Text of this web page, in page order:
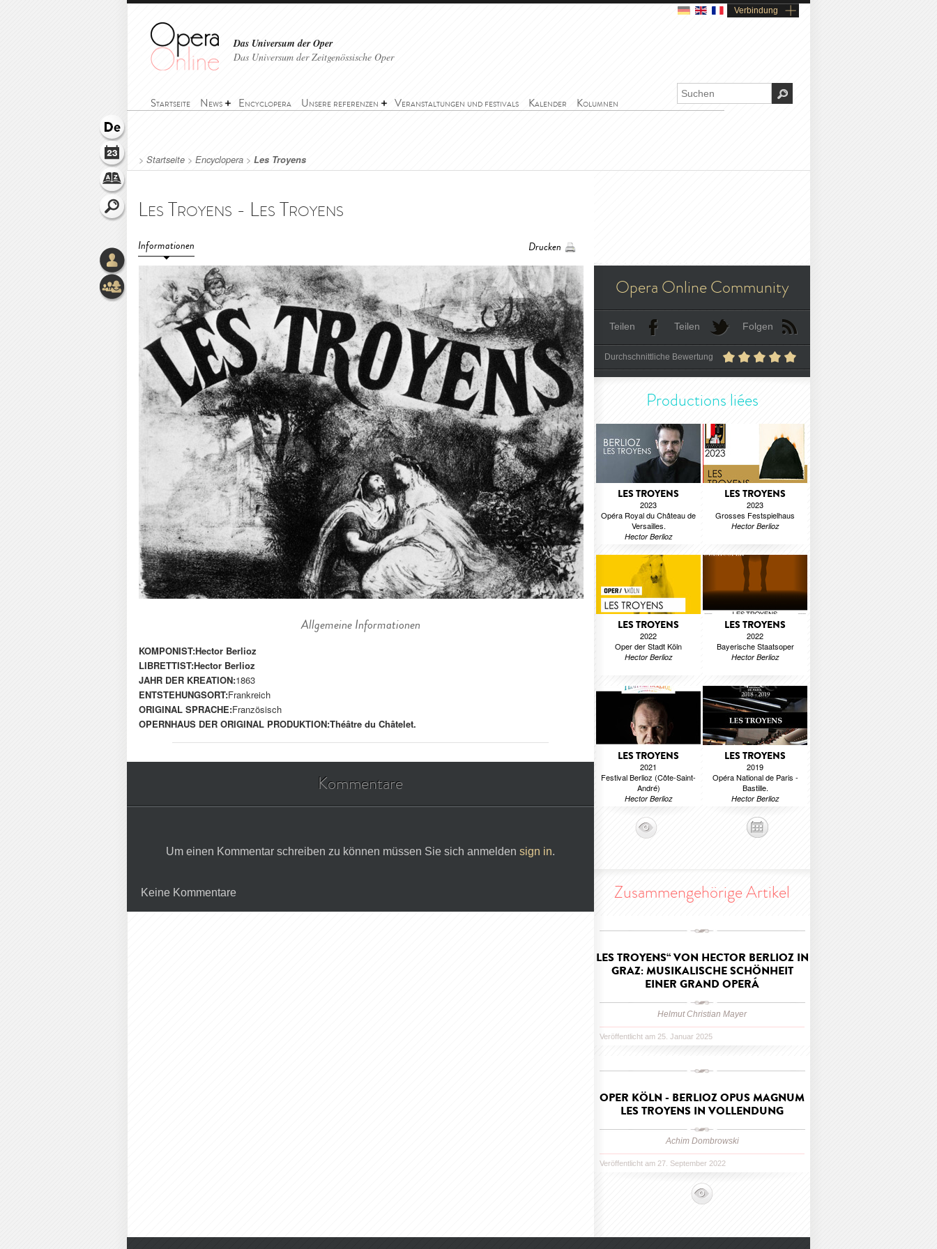
Verbindung
Das Universum der Oper
Das Universum der Zeitgenössische Oper
Startseite News Encyclopera Unsere referenzen Veranstaltungen und festivals Kalender Kolumnen
> Startseite > Encyclopera > Les Troyens
Les Troyens - Les Troyens
Informationen Drucken
Allgemeine Informationen
KOMPONIST:Hector Berlioz
LIBRETTIST:Hector Berlioz
JAHR DER KREATION:1863
ENTSTEHUNGSORT:Frankreich
ORIGINAL SPRACHE:Französisch
OPERNHAUS DER ORIGINAL PRODUKTION:Théâtre du Châtelet.
Kommentare
Um einen Kommentar schreiben zu können müssen Sie sich anmelden sign in.
Keine Kommentare
Opera Online Community
Teilen Teilen Folgen
Durchschnittliche Bewertung
Productions liées
LES TROYENS
2023
Opéra Royal du Château de
Versailles.
Hector Berlioz
LES TROYENS
2023
Grosses Festspielhaus
Hector Berlioz
LES TROYENS
2022
Oper der Stadt Köln
Hector Berlioz
LES TROYENS
2022
Bayerische Staatsoper
Hector Berlioz
LES TROYENS
2021
Festival Berlioz (Côte-Saint-
André)
Hector Berlioz
LES TROYENS
2019
Opéra National de Paris -
Bastille.
Hector Berlioz
Zusammengehörige Artikel
LES TROYENS“ VON HECTOR BERLIOZ IN
GRAZ: MUSIKALISCHE SCHÖNHEIT
EINER GRAND OPERÁ
Helmut Christian Mayer
Veröffentlicht am 25. Januar 2025
OPER KÖLN - BERLIOZ OPUS MAGNUM
LES TROYENS IN VOLLENDUNG
Achim Dombrowski
Veröffentlicht am 27. September 2022